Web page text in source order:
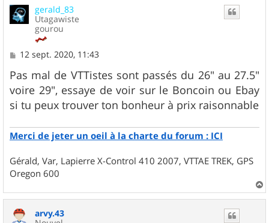
gerald_83
Utagawiste
gourou
M
s
s
a
g
e
12 sept. 2020, 11:43
Pas mal de VTTistes sont passés du 26" au 27.5"
voire 29", essaye de voir sur le Boncoin ou Ebay
si tu peux trouver ton bonheur à prix raisonnable
Merci de jeter un oeil à la charte du forum : ICI
Gérald, Var, Lapierre X-Control 410 2007, VTTAE TREK, GPS
Oregon 600
a
arvy.43